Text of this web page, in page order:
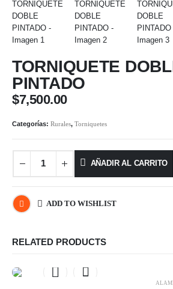
TORNIQUETE
PINTADO
$7,500.00
Categorías: Rurales, Torniquetes
AÑADIR AL CARRITO
ADD TO WISHLIST
RELATED PRODUCTS